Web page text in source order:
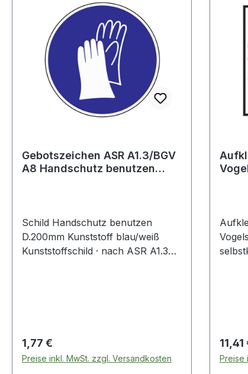
Gebotszeichen ASR A1.3/BGV
A8 Handschutz benutzen
Schild Handschutz benutzen
D.200mm Kunststoff blau/weiß
Kunststoffschild · nach ASR A1.3
Regulärer Preis:
1,77 €
Preise inkl. MwSt. zzgl. Versandkosten
11,41
Preise